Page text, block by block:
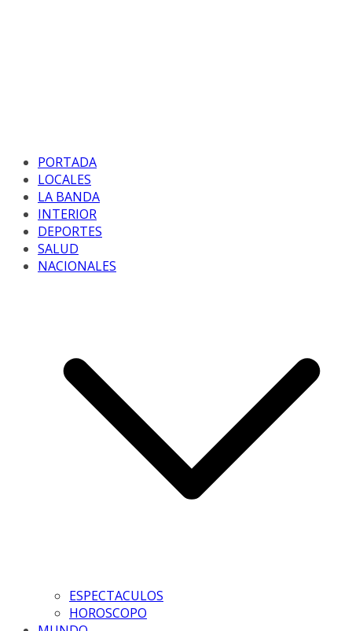
PORTADA
LOCALES
LA BANDA
INTERIOR
DEPORTES
SALUD
NACIONALES
ESPECTACULOS
HOROSCOPO